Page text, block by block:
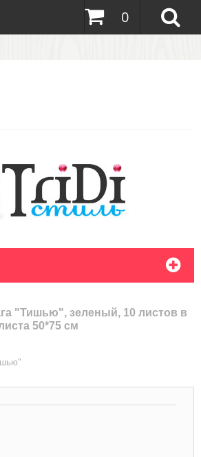
0
"Тишью", зеленый, 10 листов в
50*75 см